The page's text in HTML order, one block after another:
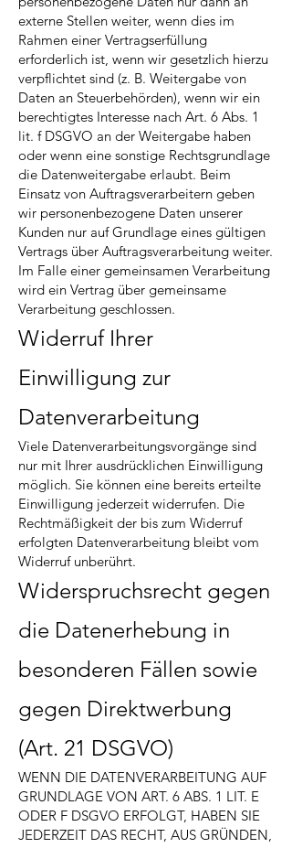
externe Stellen weiter, wenn dies im
Rahmen einer Vertragserfüllung
erforderlich ist, wenn wir gesetzlich hierzu
verpflichtet sind (z. B. Weitergabe von
Daten an Steuerbehörden), wenn wir ein
berechtigtes Interesse nach Art. 6 Abs. 1
lit. f DSGVO an der Weitergabe haben
oder wenn eine sonstige Rechtsgrundlage
die Datenweitergabe erlaubt. Beim
Einsatz von Auftragsverarbeitern geben
wir personenbezogene Daten unserer
Kunden nur auf Grundlage eines gültigen
Vertrags über Auftragsverarbeitung weiter.
Im Falle einer gemeinsamen Verarbeitung
wird ein Vertrag über gemeinsame
Verarbeitung geschlossen.
Widerruf Ihrer
Einwilligung zur
Datenverarbeitung
Viele Datenverarbeitungsvorgänge sind
nur mit Ihrer ausdrücklichen Einwilligung
möglich. Sie können eine bereits erteilte
Einwilligung jederzeit widerrufen. Die
Rechtmäßigkeit der bis zum Widerruf
erfolgten Datenverarbeitung bleibt vom
Widerruf unberührt.
Widerspruchsrecht gegen
die Datenerhebung in
besonderen Fällen sowie
gegen Direktwerbung
(Art. 21 DSGVO)
WENN DIE DATENVERARBEITUNG AUF
GRUNDLAGE VON ART. 6 ABS. 1 LIT. E
ODER F DSGVO ERFOLGT, HABEN SIE
JEDERZEIT DAS RECHT, AUS GRÜNDEN,